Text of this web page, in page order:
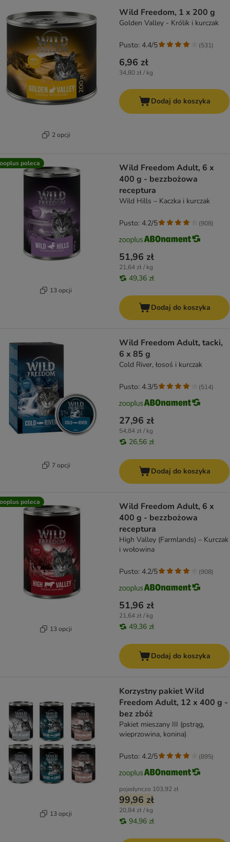
2 opcji
Wild Freedom, 1 x 200 g
Golden Valley - Królik i kurczak
6,96 zł
34,80 zł / kg
Pusto: 4.4/5 (531)
Dodaj do koszyka
poleca
13 opcji
Wild Freedom Adult, 6 x
400 g - bezzbożowa
receptura
Wild Hills – Kaczka i kurczak
51,96 zł
21,64 zł / kg
49,36 zł
Pusto: 4.2/5 (908)
Dodaj do koszyka
7 opcji
Wild Freedom Adult, tacki,
6 x 85 g
Cold River, łosoś i kurczak
27,96 zł
54,84 zł / kg
26,56 zł
Pusto: 4.3/5 (514)
Dodaj do koszyka
poleca
13 opcji
Wild Freedom Adult, 6 x
400 g - bezzbożowa
receptura
High Valley (Farmlands) – Kurczak
i wołowina
51,96 zł
21,64 zł / kg
49,36 zł
Pusto: 4.2/5 (908)
Dodaj do koszyka
13 opcji
Korzystny pakiet Wild
Freedom Adult, 12 x 400 g -
bez zbóż
Pakiet mieszany III (pstrąg,
wieprzowina, konina)
pojedynczo 103,92 zł
99,96 zł
20,84 zł / kg
94,96 zł
Pusto: 4.2/5 (895)